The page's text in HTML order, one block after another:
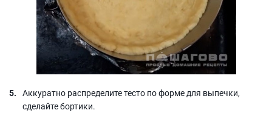
Аккуратно распределите тесто по форме для выпечки,
сделайте бортики.